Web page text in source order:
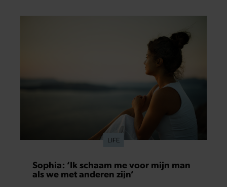
LIFE
Sophia: ‘Ik schaam me voor mijn man
als we met anderen zijn’